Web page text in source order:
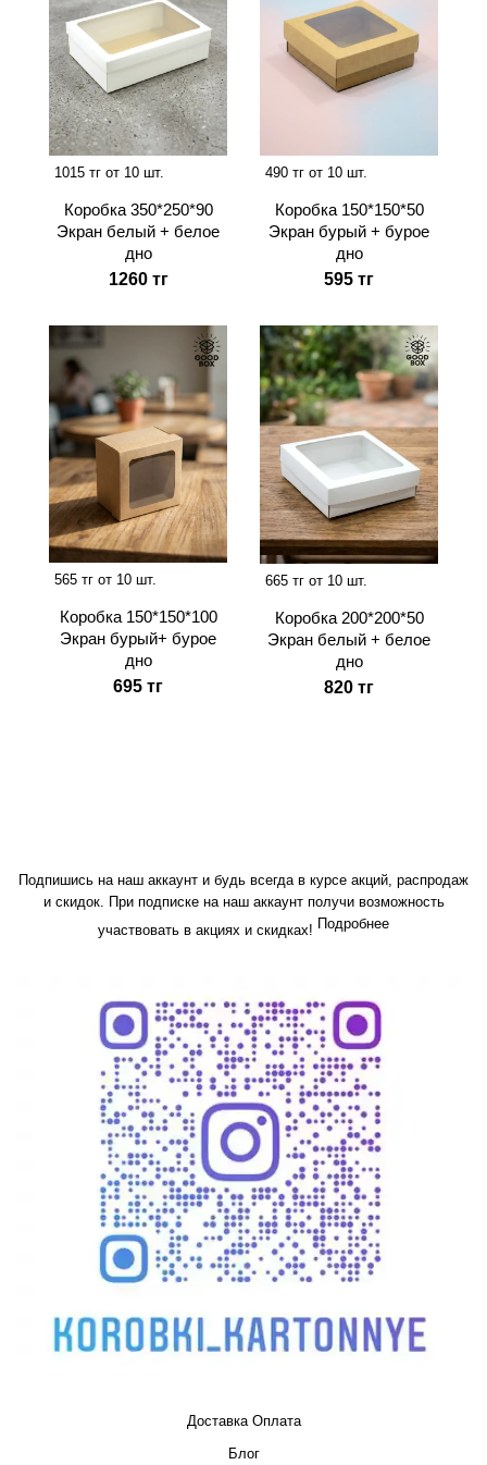
1015 тг от 10 шт.
Коробка 350*250*90
Экран белый + белое
дно
1260 тг
490 тг от 10 шт.
Коробка 150*150*50
Экран бурый + бурое
дно
595 тг
565 тг от 10 шт.
Коробка 150*150*100
Экран бурый+ бурое
дно
695 тг
665 тг от 10 шт.
Коробка 200*200*50
Экран белый + белое
дно
820 тг
Подпишись на наш аккаунт и будь всегда в курсе акций, распродаж
и скидок. При подписке на наш аккаунт получи возможность
участвовать в акциях и скидках! Подробнее
Доставка Оплата
Блог